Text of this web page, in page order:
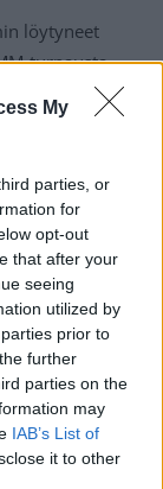
My
parties, or
for
opt-out
that after your
seeing
utilized by
prior to
further
parties on the
may
IAB’s List of
it to other
löytyneet
turnausta
myös
Seuraava artikkeli
syy toi jälleen
– TUTOn